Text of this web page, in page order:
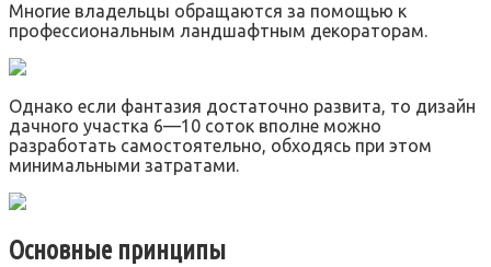
Многие владельцы обращаются за помощью к
профессиональным ландшафтным декораторам.
Однако если фантазия достаточно развита, то дизайн
дачного участка 6—10 соток вполне можно
разработать самостоятельно, обходясь при этом
минимальными затратами.
Основные принципы